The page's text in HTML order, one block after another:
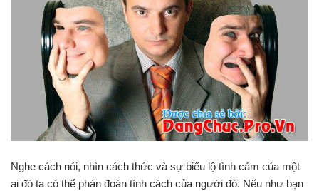
Nghe cách nói, nhìn cách thức và sự biểu lộ tình cảm của một
ai đó ta có thể phán đoán tính cách của người đó. Nếu như bạn